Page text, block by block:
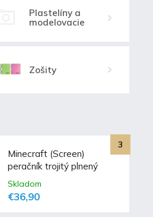
Plastelíny a
modelovacie
Zošity
Minecraft (Screen)
peračník trojitý plnený
Skladom
€36,90